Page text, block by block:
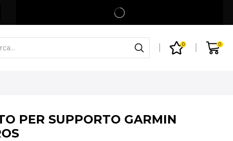
Spedizione gratuita per ordini superiori a 99€
0 0
PER SUPPORTO GARMIN